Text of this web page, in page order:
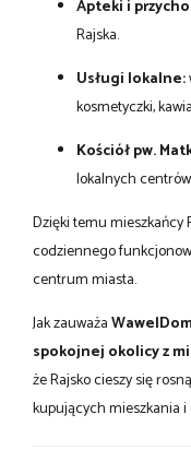
Apteki i
Rajska.
Usługi lokalne:
kosmetyczki,
Kościół pw.
lokalnych
Dzięki temu mieszkańcy
codziennego
centrum miasta.
Jak zauważa
spokojnej okolicy z
że Rajsko cieszy się
kupujących mieszkania i